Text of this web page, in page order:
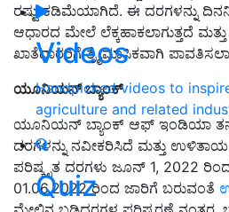
Videos
Handpicked videos to
agriculture and related
Quiz
ರಷ್ಟು ಕಡಿಮೆಯಾಗಿದೆ. ಈ ದರಗಳನ್ನು
ಆಧಾರದ ಮೇಲೆ ಲೆಕ್ಕಹಾಕಲಾಗುತ್ತದೆ
ಖಾತೆದಾರರಿಗೆ ತ್ರೈಮಾಸಿಕವಾಗಿ
ಯೂನಿಯನ್ ಬ್ಯಾಂಕ್
ಯೂನಿಯನ್ ಬ್ಯಾಂಕ್ ಆಫ್ ಇಂಡಿಯಾ
ದರಗಳನ್ನು ನವೀಕರಿಸಿದೆ ಮತ್ತು
ಪರಿಷ್ಕೃತ ದರಗಳು ಜೂನ್ 1, 2022
01.06.2022 ರಿಂದ ಜಾರಿಗೆ ಬರುವಂತೆ